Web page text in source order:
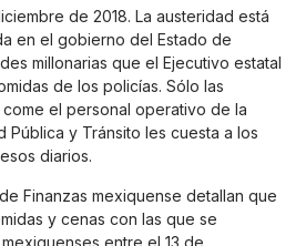
de 2018. La austeridad está
en el gobierno del Estado de
millonarias que el Ejecutivo estatal
de los policías. Sólo las
el personal operativo de la
Pública y Tránsito les cuesta a los
diarios.
Finanzas mexiquense detallan que
y cenas con las que se
entre el 13 de